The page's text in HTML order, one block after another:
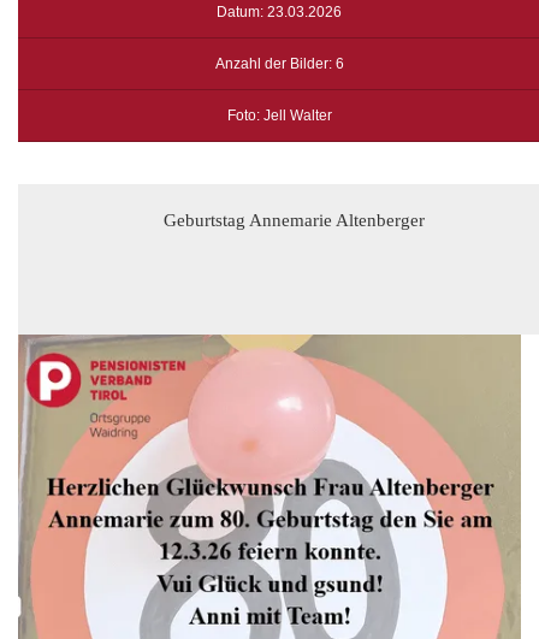
Datum: 23.03.2026
Anzahl der Bilder: 6
Foto: Jell Walter
Geburtstag Annemarie Altenberger